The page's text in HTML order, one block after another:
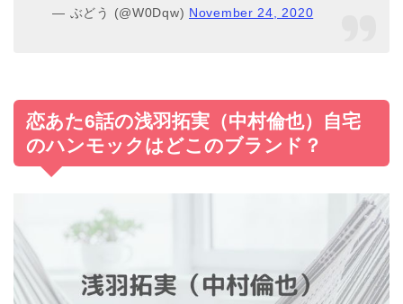
— ぶどう (@W0Dqw) November 24, 2020
恋あた6話の浅羽拓実（中村倫也）自宅
のハンモックはどこのブランド？